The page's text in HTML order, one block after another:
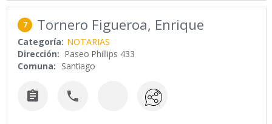
7 Tornero Figueroa, Enrique
Categoría: NOTARIAS
Dirección: Paseo Phillips 433
Comuna: Santiago
 